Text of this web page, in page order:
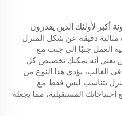
أكبر لأولئك الذين يقدرون
دقيقة عن شكل المنزل
العمل جنبًا إلى جنب مع
يعني أنه يمكنك تخصيص كل
الغالب، يؤدي هذا النوع من
يتناسب ليس فقط مع
احتياجاتك المستقبلية، مما يجعله